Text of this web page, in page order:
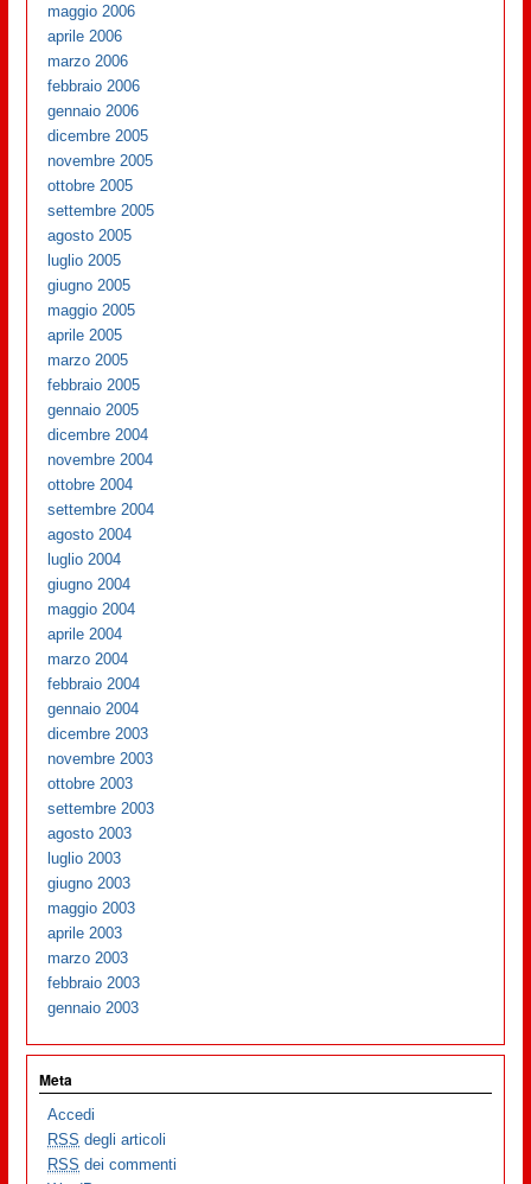
maggio 2006
aprile 2006
marzo 2006
febbraio 2006
gennaio 2006
dicembre 2005
novembre 2005
ottobre 2005
settembre 2005
agosto 2005
luglio 2005
giugno 2005
maggio 2005
aprile 2005
marzo 2005
febbraio 2005
gennaio 2005
dicembre 2004
novembre 2004
ottobre 2004
settembre 2004
agosto 2004
luglio 2004
giugno 2004
maggio 2004
aprile 2004
marzo 2004
febbraio 2004
gennaio 2004
dicembre 2003
novembre 2003
ottobre 2003
settembre 2003
agosto 2003
luglio 2003
giugno 2003
maggio 2003
aprile 2003
marzo 2003
febbraio 2003
gennaio 2003
Meta
Accedi
RSS degli articoli
RSS dei commenti